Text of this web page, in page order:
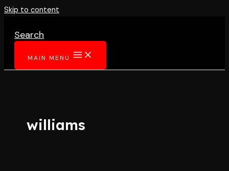
Skip to content
Search
MAIN MENU
williams